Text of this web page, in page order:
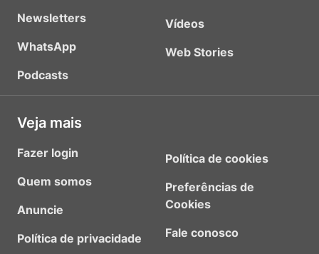
Newsletters
WhatsApp
Podcasts
Vídeos
Web Stories
Veja mais
Fazer login
Quem somos
Anuncie
Política de privacidade
Política de cookies
Preferências de
Cookies
Fale conosco